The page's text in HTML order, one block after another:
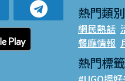
熱門類別
網民熱話
餐廳情報
熱門標籤